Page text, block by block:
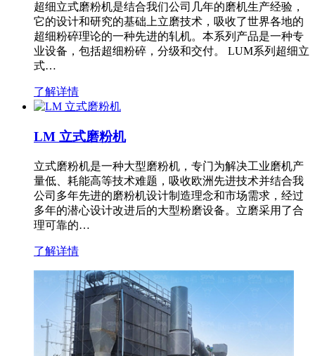
超细立式磨粉机是结合我们公司几年的磨机生产经验，
它的设计和研究的基础上立磨技术，吸收了世界各地的
超细粉碎理论的一种先进的轧机。本系列产品是一种专
业设备，包括超细粉碎，分级和交付。 LUM系列超细立
式…
了解详情
LM 立式磨粉机
立式磨粉机是一种大型磨粉机，专门为解决工业磨机产
量低、耗能高等技术难题，吸收欧洲先进技术并结合我
公司多年先进的磨粉机设计制造理念和市场需求，经过
多年的潜心设计改进后的大型粉磨设备。立磨采用了合
理可靠的…
了解详情